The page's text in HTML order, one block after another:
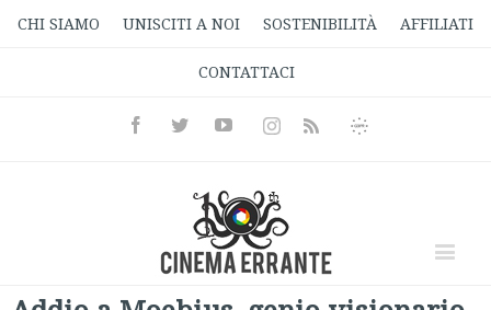
CHI SIAMO UNISCITI A NOI SOSTENIBILITÀ AFFILIATI
CONTATTACI
FacebookTwitterYoutubeInstagramRss
Informativa